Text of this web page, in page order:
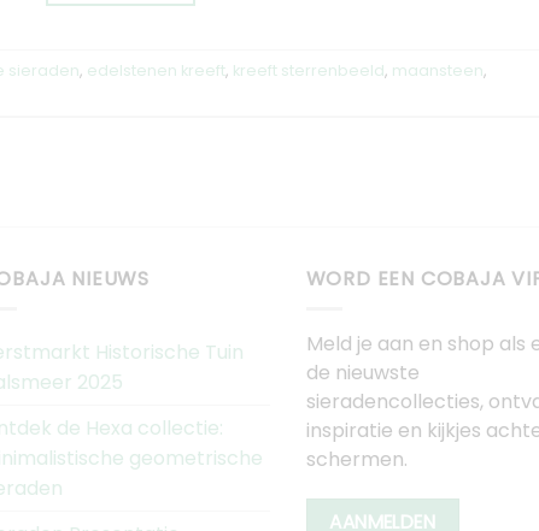
sieraden, edelstenen kreeft, kreeft sterrenbeeld, maansteen,
NIEUWS
Historische Tuin
2025
de Hexa collectie:
geometrische
WORD EEN COBAJA
Meld je aan en shop als
de nieuwste
sieradencollecties,
inspiratie en kijkjes
schermen.
AANMELDEN